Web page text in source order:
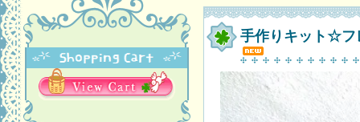
手作りキット☆フ